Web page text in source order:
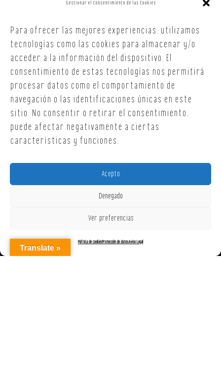
Gestionar el Consentimiento de las Cookies
Para ofrecer las mejores experiencias, utilizamos
tecnologías como las cookies para almacenar y/o
acceder a la información del dispositivo. El
consentimiento de estas tecnologías nos permitirá
procesar datos como el comportamiento de
navegación o las identificaciones únicas en este
sitio. No consentir o retirar el consentimiento,
puede afectar negativamente a ciertas
características y funciones.
Acepto
Denegado
Ver preferencias
Política de cookiesProtección de datosAviso Legal
Polign. Ind. Costa Vella
15707, Santiago de Compostela
A Coruña
T. +34 654 30 90 36
Translate »